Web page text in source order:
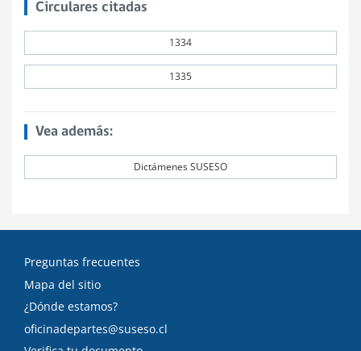
Circulares citadas
1334
1335
Vea además:
Dictámenes SUSESO
Preguntas frecuentes
Mapa del sitio
¿Dónde estamos?
oficinadepartes@suseso.cl